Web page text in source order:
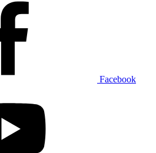
Facebook